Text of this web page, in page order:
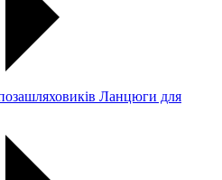
Ланцюги для